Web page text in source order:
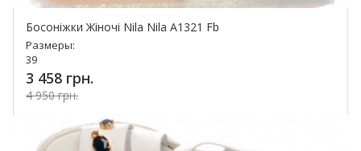
Босоніжки Жіночі Nila Nila A1321 Fb
Размеры:
39
3 458 грн.
4 950 грн.
Купить!